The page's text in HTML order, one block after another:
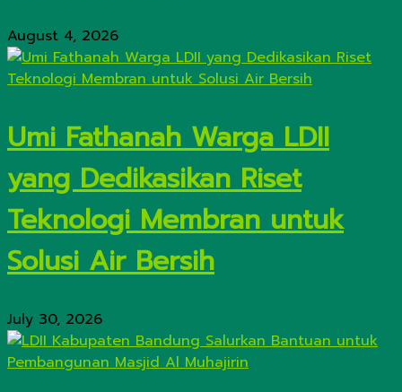
August 4, 2026
Umi Fathanah Warga LDII
yang Dedikasikan Riset
Teknologi Membran untuk
Solusi Air Bersih
July 30, 2026